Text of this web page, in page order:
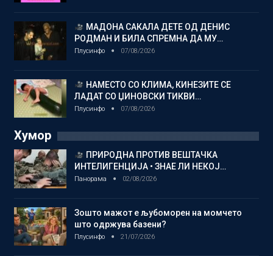
МАДОНА САКАЛА ДЕТЕ ОД ДЕНИС
РОДМАН И БИЛА СПРЕМНА ДА МУ…
Плусинфо 07/08/2026
НАМЕСТО СО КЛИМА, КИНЕЗИТЕ СЕ
ЛАДАТ СО ЏИНОВСКИ ТИКВИ…
Плусинфо 07/08/2026
Хумор
ПРИРОДНА ПРОТИВ ВЕШТАЧКА
ИНТЕЛИГЕНЦИЈА • ЗНАЕ ЛИ НЕКОЈ…
Панорама 02/08/2026
Зошто мажот е љубоморен на момчето
што одржува базени?
Плусинфо 21/07/2026